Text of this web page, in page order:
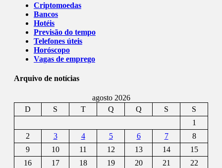
Criptomoedas
Bancos
Hotéis
Previsão do tempo
Telefones úteis
Horóscopo
Vagas de emprego
Arquivo de notícias
agosto 2026
D
S T Q Q S
S
1
2
3 4 5 6 7
8
9
10 11 12 13 14
15
16
17 18 19 20 21
22